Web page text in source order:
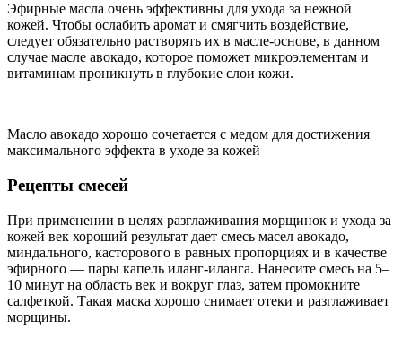
Эфирные масла очень эффективны для ухода за нежной
кожей. Чтобы ослабить аромат и смягчить воздействие,
следует обязательно растворять их в масле-основе, в данном
случае масле авокадо, которое поможет микроэлементам и
витаминам проникнуть в глубокие слои кожи.
Масло авокадо хорошо сочетается с медом для достижения
максимального эффекта в уходе за кожей
Рецепты смесей
При применении в целях разглаживания морщинок и ухода за
кожей век хороший результат дает смесь масел авокадо,
миндального, касторового в равных пропорциях и в качестве
эфирного — пары капель иланг-иланга. Нанесите смесь на 5–
10 минут на область век и вокруг глаз, затем промокните
салфеткой. Такая маска хорошо снимает отеки и разглаживает
морщины.